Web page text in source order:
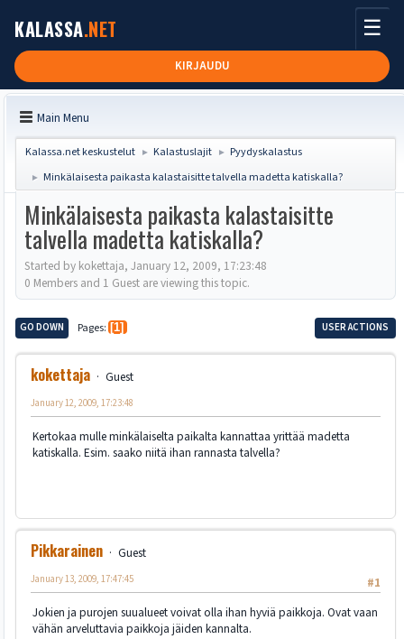
KALASSA.NET
KIRJAUDU
☰
Main Menu
Kalassa.net keskustelut ► Kalastuslajit ► Pyydyskalastus
► Minkälaisesta paikasta kalastaisitte talvella madetta katiskalla?
Minkälaisesta paikasta kalastaisitte
talvella madetta katiskalla?
Started by kokettaja, January 12, 2009, 17:23:48
0 Members and 1 Guest are viewing this topic.
GO DOWN Pages 1 USER ACTIONS
kokettaja Guest
January 12, 2009, 17:23:48
Kertokaa mulle minkälaiselta paikalta kannattaa yrittää madetta
katiskalla. Esim. saako niitä ihan rannasta talvella?
Pikkarainen
Guest
#1
January 13, 2009, 17:47:45
Jokien ja purojen suualueet voivat olla ihan hyviä paikkoja. Ovat vaan
vähän arveluttavia paikkoja jäiden kannalta.